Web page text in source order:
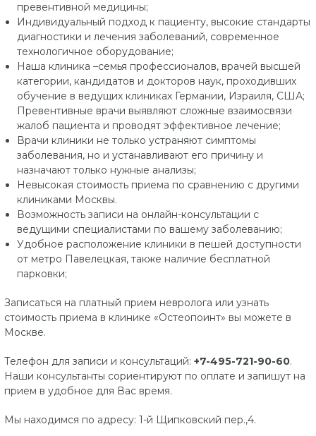
превентивной медицины;
Индивидуальный подход к пациенту, высокие стандарты
диагностики и лечения заболеваний, современное
технологичное оборудование;
Наша клиника –семья профессионалов, врачей высшей
категории, кандидатов и докторов наук, проходивших
обучение в ведущих клиниках Германии, Израиля, США;
Превентивные врачи выявляют сложные взаимосвязи
жалоб пациента и проводят эффективное лечение;
Врачи клиники не только устраняют симптомы
заболевания, но и устанавливают его причину и
назначают только нужные анализы;
Невысокая стоимость приема по сравнению с другими
клиниками Москвы.
Возможность записи на онлайн-консультации с
ведущими специалистами по вашему заболеванию;
Удобное расположение клиники в пешей доступности
от метро Павелецкая, также наличие бесплатной
парковки;
Записаться на платный прием невролога или узнать
стоимость приема в клинике «Остеопоинт» вы можете в
Москве.
Телефон для записи и консультаций: +7-495-721-90-60.
Наши консультанты сориентируют по оплате и запишут на
прием в удобное для Вас время.
Мы находимся по адресу: 1-й Щипковский пер.,4.